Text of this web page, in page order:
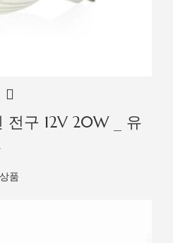
전구 12V 20W _ 유
품